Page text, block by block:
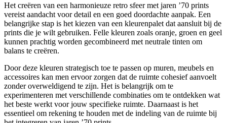
Het creëren van een harmonieuze retro sfeer met jaren ’70 prints
vereist aandacht voor detail en een goed doordachte aanpak. Een
belangrijke stap is het kiezen van een kleurenpalet dat aansluit bij de
prints die je wilt gebruiken. Felle kleuren zoals oranje, groen en geel
kunnen prachtig worden gecombineerd met neutrale tinten om
balans te creëren.
Door deze kleuren strategisch toe te passen op muren, meubels en
accessoires kan men ervoor zorgen dat de ruimte cohesief aanvoelt
zonder overweldigend te zijn. Het is belangrijk om te
experimenteren met verschillende combinaties om te ontdekken wat
het beste werkt voor jouw specifieke ruimte. Daarnaast is het
essentieel om rekening te houden met de indeling van de ruimte bij